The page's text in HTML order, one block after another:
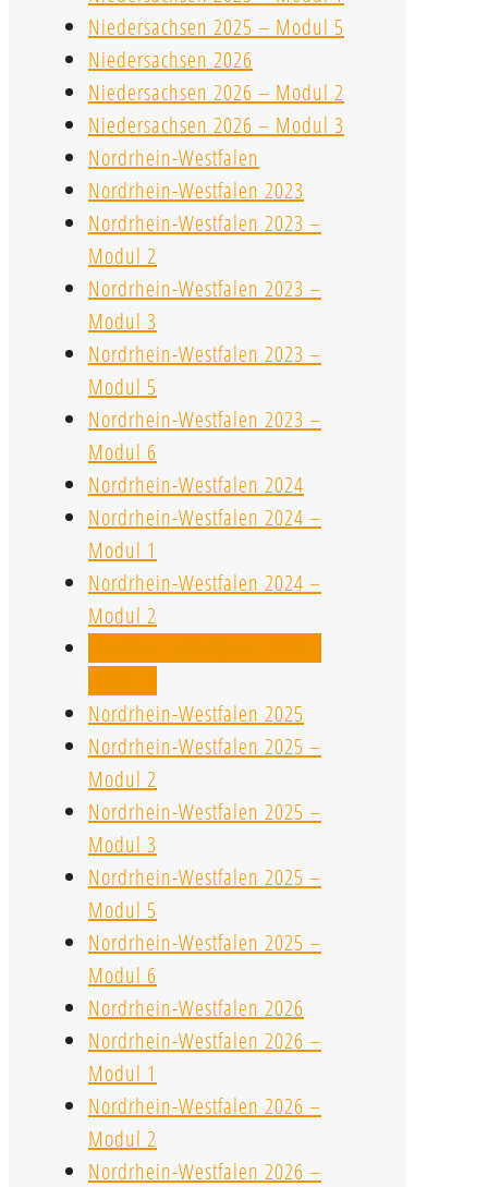
Niedersachsen 2025 – Modul 5
Niedersachsen 2026
Niedersachsen 2026 – Modul 2
Niedersachsen 2026 – Modul 3
Nordrhein-Westfalen
Nordrhein-Westfalen 2023
Nordrhein-Westfalen 2023 –
Modul 2
Nordrhein-Westfalen 2023 –
Modul 3
Nordrhein-Westfalen 2023 –
Modul 5
Nordrhein-Westfalen 2023 –
Modul 6
Nordrhein-Westfalen 2024
Nordrhein-Westfalen 2024 –
Modul 1
Nordrhein-Westfalen 2024 –
Modul 2
Nordrhein-Westfalen 2025
Nordrhein-Westfalen 2025 –
Modul 2
Nordrhein-Westfalen 2025 –
Modul 3
Nordrhein-Westfalen 2025 –
Modul 5
Nordrhein-Westfalen 2025 –
Modul 6
Nordrhein-Westfalen 2026
Nordrhein-Westfalen 2026 –
Modul 1
Nordrhein-Westfalen 2026 –
Modul 2
Nordrhein-Westfalen 2026 –